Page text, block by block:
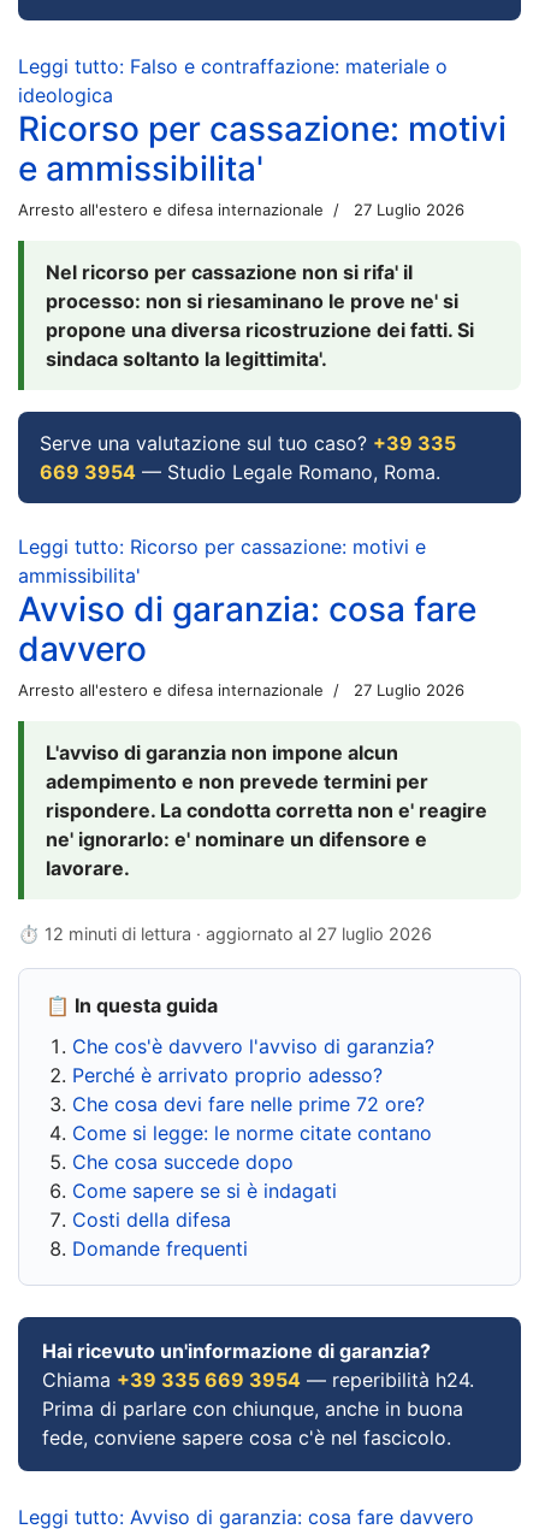
Leggi tutto: Falso e contraffazione: materiale o
ideologica
Ricorso per cassazione: motivi
e ammissibilita'
Arresto all'estero e difesa internazionale 27 Luglio 2026
Nel ricorso per cassazione non si rifa' il
processo: non si riesaminano le prove ne' si
propone una diversa ricostruzione dei fatti. Si
sindaca soltanto la legittimita'.
Serve una valutazione sul tuo caso? +39 335
669 3954 — Studio Legale Romano, Roma.
Leggi tutto: Ricorso per cassazione: motivi e
ammissibilita'
Avviso di garanzia: cosa fare
davvero
Arresto all'estero e difesa internazionale 27 Luglio 2026
L'avviso di garanzia non impone alcun
adempimento e non prevede termini per
rispondere. La condotta corretta non e' reagire
ne' ignorarlo: e' nominare un difensore e
lavorare.
⏱ 12 minuti di lettura · aggiornato al 27 luglio 2026
📋 In questa guida
Che cos'è davvero l'avviso di garanzia?
Perché è arrivato proprio adesso?
Che cosa devi fare nelle prime 72 ore?
Come si legge: le norme citate contano
Che cosa succede dopo
Come sapere se si è indagati
Costi della difesa
Domande frequenti
Hai ricevuto un'informazione di garanzia?
Chiama +39 335 669 3954 — reperibilità h24.
Prima di parlare con chiunque, anche in buona
fede, conviene sapere cosa c'è nel fascicolo.
Leggi tutto: Avviso di garanzia: cosa fare davvero